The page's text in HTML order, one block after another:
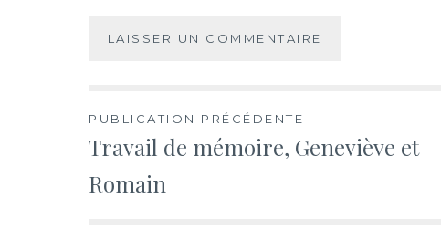
Navigation
de
PUBLICATION PRÉCÉDENTE
Travail de mémoire, Geneviève et
Romain